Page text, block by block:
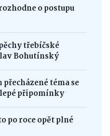
o postupu
třebíčské
Bohutínský
téma se
připomínky
po roce opět plné